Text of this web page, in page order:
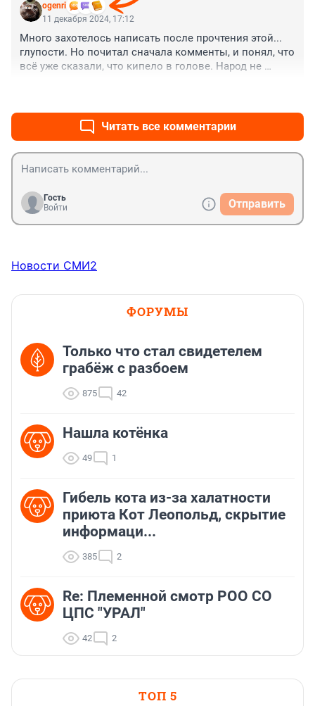
ogenri
11 декабря 2024, 17:12
Много захотелось написать после прочтения этой...
глупости. Но почитал сначала комменты, и понял, что
всё уже сказали, что кипело в голове. Народ не
Читать все комментарии
Гость
Войти
Отправить
Новости СМИ2
ФОРУМЫ
Только что стал свидетелем
грабёж с разбоем
875 42
Нашла котёнка
49 1
Гибель кота из-за халатности
приюта Кот Леопольд, скрытиe
информаци...
385 2
Re: Племеннoй смoтр РOO CO
ЦПС "УРАЛ"
42 2
ТОП 5